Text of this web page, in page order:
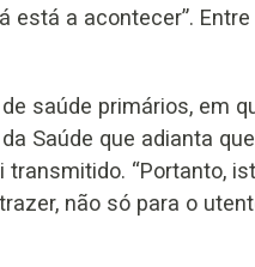
está a acontecer”.
saúde primários, em
Saúde que adianta
“Portanto,
não só para o